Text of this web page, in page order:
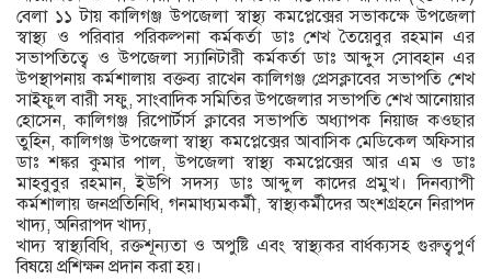
বেলা ১১ টায় কালিগঞ্জ উপজেলা স্বাস্থ্য কমপ্লেক্সের সভাকক্ষে উপজেলা
স্বাস্থ্য ও পরিবার পরিকল্পনা কর্মকর্তা ডাঃ শেখ তৈয়েবুর রহমান এর
সভাপতিত্বে ও উপজেলা স্যানিটারী কর্মকর্তা ডাঃ আব্দুস সোবহান এর
উপস্থাপনায় কর্মশালায় বক্তব্য রাখেন কালিগঞ্জ প্রেসক্লাবের সভাপতি শেখ
সাইফুল বারী সফু, সাংবাদিক সমিতির উপজেলার সভাপতি শেখ আনোয়ার
হোসেন, কালিগঞ্জ রিপোর্টার্স ক্লাবের সভাপতি অধ্যাপক নিয়াজ কওছার
তুহিন, কালিগঞ্জ উপজেলা স্বাস্থ্য কমপ্লেক্সের আবাসিক মেডিকেল অফিসার
ডাঃ শঙ্কর কুমার পাল, উপজেলা স্বাস্থ্য কমপ্লেক্সের আর এম ও ডাঃ
মাহবুবুর রহমান, ইউপি সদস্য ডাঃ আব্দুল কাদের প্রমুখ। দিনব্যাপী
কর্মশালায় জনপ্রতিনিধি, গনমাধ্যমকর্মী, স্বাস্থ্যকর্মীদের অংশগ্রহনে নিরাপদ
খাদ্য, অনিরাপদ খাদ্য,
খাদ্য স্বাস্থ্যবিধি, রক্তশূন্যতা ও অপুষ্টি এবং স্বাস্থ্যকর বার্ধক্যসহ গুরুত্বপুর্ণ
বিষয়ে প্রশিক্ষন প্রদান করা হয়।